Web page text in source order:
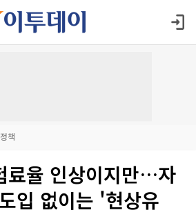
책
료율 인상이지만…자
입 없이는 '현상유